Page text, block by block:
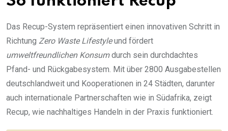
Das Recup-System repräsentiert einen innovativen Schritt in
Richtung Zero Waste Lifestyleund fördert
umweltfreundlichen Konsumdurch sein durchdachtes
Pfand- und Rückgabesystem. Mit über 2800 Ausgabestellen
deutschlandweit und Kooperationen in 24 Städten, darunter
auch internationale Partnerschaften wie in Südafrika, zeigt
Recup, wie nachhaltiges Handeln in der Praxis funktioniert.